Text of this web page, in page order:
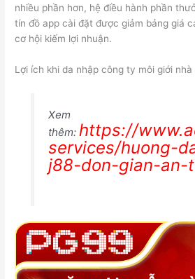
nhiều phần hơn, hệ điều hành phần
tín đồ app cài đặt được giảm bảng giá
cơ hội kiếm lợi nhuận.
Lợi ích khi da nhập công ty môi giới
Xem
thêm: https://
services/huong-
j88-don-gian-